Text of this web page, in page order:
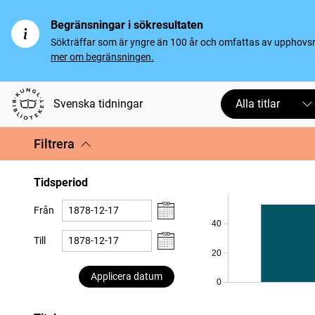
Begränsningar i sökresultaten
Sökträffar som är yngre än 100 år och omfattas av
mer om begränsningen.
Svenska tidningar Alla titlar
Filtrera
Tidsperiod
Från
Till
Applicera datum
0
20
40